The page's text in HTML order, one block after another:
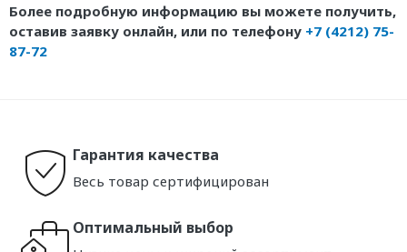
Более подробную информацию вы можете получить,
оставив заявку онлайн, или по телефону +7 (4212) 75-
87-72
Гарантия качества
Весь товар сертифицирован
Оптимальный выбор